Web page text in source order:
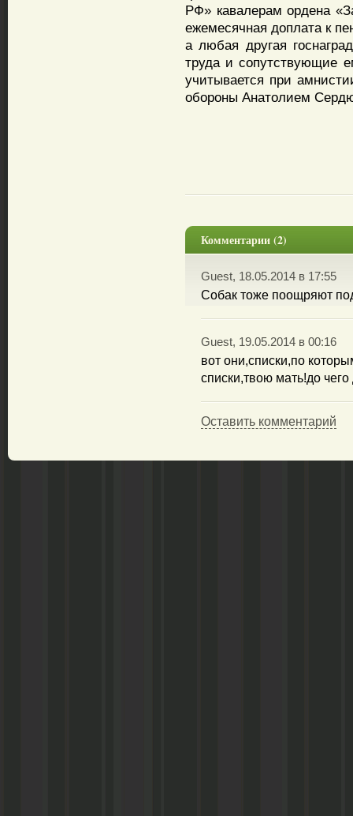
РФ» кавалерам ордена
ежемесячная доплата к
а любая другая
труда и сопутствующие
учитывается при
обороны Анатолием
Комментарии (2)
Guest, 18.05.2014 в 17:55
Собак тоже поощряют
Guest, 19.05.2014 в 00:16
вот они,списки,по
списки,твою мать!до
Оставить комментарий